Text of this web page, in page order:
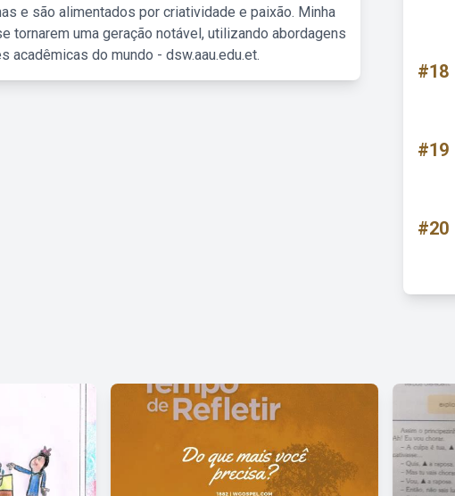
e são alimentados por criatividade e paixão. Minha
tornarem uma geração notável, utilizando abordagens
do mundo - dsw.aau.edu.et.
#18
#19
#20